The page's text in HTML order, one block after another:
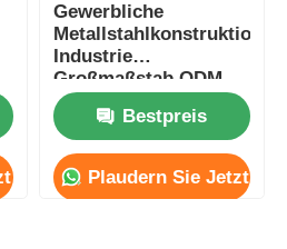
Gewerbliche
Industrie
Großmaßstab ODM
Bestpreis
Plaudern Sie Jetzt